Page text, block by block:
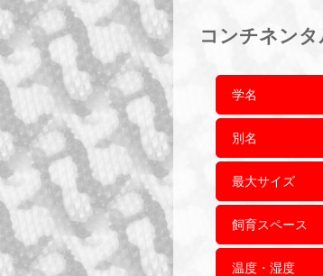
コンチネン
学名
別名
最大サイズ
飼育スペース
温度・湿度